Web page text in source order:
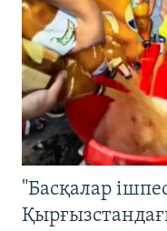
"Басқалар